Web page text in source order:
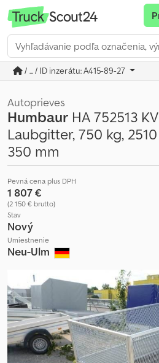
/ ... / ID inzerátu: A415-89-27
Autoprieves
Humbaur HA 752513
Laubgitter, 750 kg, 2510
350 mm
Pevná cena plus DPH
1 807 €
(2 150 € brutto)
Stav
Nový
Umiestnenie
Neu-Ulm